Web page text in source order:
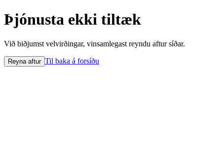
Þjónusta ekki tiltæk
Við biðjumst velvirðingar, vinsamlegast reyndu aftur síðar.
Reyna aftur Til baka á forsíðu